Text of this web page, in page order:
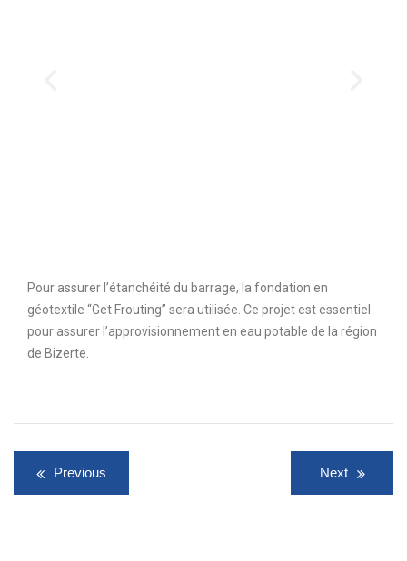
Pour assurer l’étanchéité du barrage, la fondation en
géotextile “Get Frouting” sera utilisée. Ce projet est essentiel
pour assurer l’approvisionnement en eau potable de la région
de Bizerte.
Previous Next